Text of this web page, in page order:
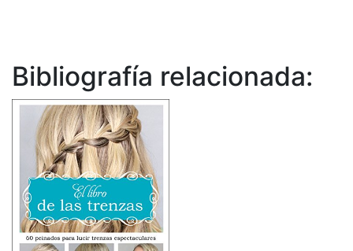
Bibliografía relacionada: